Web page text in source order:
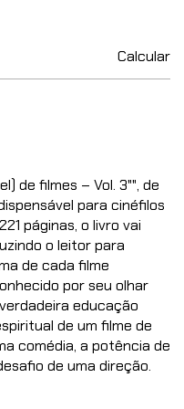
Calcular
de filmes – Vol. 3"", de
para cinéfilos
páginas, o livro vai
o leitor para
de cada filme
por seu olhar
educação
de um filme de
comédia, a potência de
de uma direção.